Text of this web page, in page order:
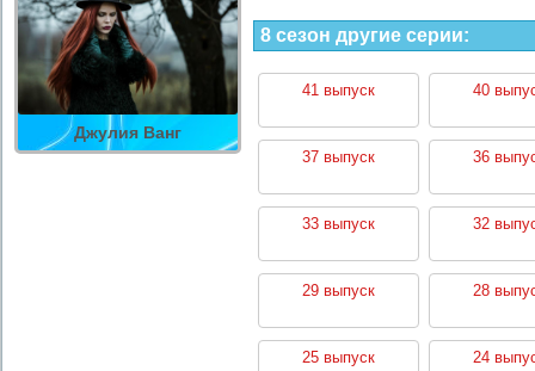
Джулия Ванг
8 сезон другие серии:
41 выпуск 40
37 выпуск 36
33 выпуск 32
29 выпуск 28
25 выпуск 24